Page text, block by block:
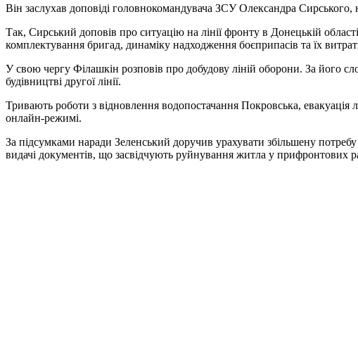
Він заслухав доповіді головнокомандувача ЗСУ Олександра
Так, Сирський доповів про ситуацію на лінії фронту в Донецькій
комплектування бригад, динаміку надходження боєприпасів та їх
У свою чергу Філашкін розповів про добудову ліній оборони. За його
будівництві другої лінії.
Тривають роботи з відновлення водопостачання Покровська, евакуація
онлайн-режимі.
За підсумками наради Зеленський доручив урахувати збільшену
видачі документів, що засвідчують руйнування житла у прифронтових